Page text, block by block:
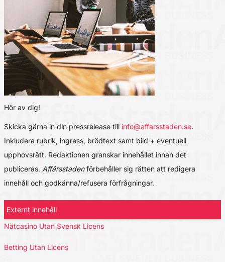
Hör av dig!
Skicka gärna in din pressrelease till info@affarsstaden.se.
Inkludera rubrik, ingress, brödtext samt bild + eventuell
upphovsrätt. Redaktionen granskar innehållet innan det
publiceras. Affärsstadenförbehåller sig rätten att redigera
innehåll och godkänna/refusera förfrågningar.
Externt innehåll
Nätcasino Utan Svensk Licens
Betting Utan Licens